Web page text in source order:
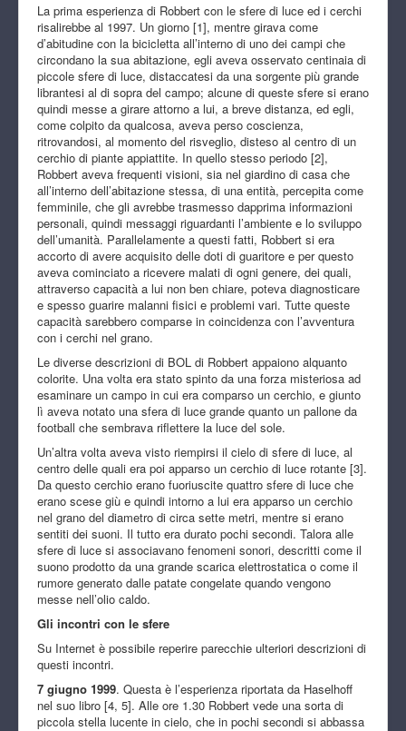
La prima esperienza di Robbert con le sfere di luce ed i cerchi
risalirebbe al 1997. Un giorno [1], mentre girava come
d’abitudine con la bicicletta all’interno di uno dei campi che
circondano la sua abitazione, egli aveva osservato centinaia di
piccole sfere di luce, distaccatesi da una sorgente più grande
librantesi al di sopra del campo; alcune di queste sfere si erano
quindi messe a girare attorno a lui, a breve distanza, ed egli,
come colpito da qualcosa, aveva perso coscienza,
ritrovandosi, al momento del risveglio, disteso al centro di un
cerchio di piante appiattite. In quello stesso periodo [2],
Robbert aveva frequenti visioni, sia nel giardino di casa che
all’interno dell’abitazione stessa, di una entità, percepita come
femminile, che gli avrebbe trasmesso dapprima informazioni
personali, quindi messaggi riguardanti l’ambiente e lo sviluppo
dell’umanità. Parallelamente a questi fatti, Robbert si era
accorto di avere acquisito delle doti di guaritore e per questo
aveva cominciato a ricevere malati di ogni genere, dei quali,
attraverso capacità a lui non ben chiare, poteva diagnosticare
e spesso guarire malanni fisici e problemi vari. Tutte queste
capacità sarebbero comparse in coincidenza con l’avventura
con i cerchi nel grano.
Le diverse descrizioni di BOL di Robbert appaiono alquanto
colorite. Una volta era stato spinto da una forza misteriosa ad
esaminare un campo in cui era comparso un cerchio, e giunto
lì aveva notato una sfera di luce grande quanto un pallone da
football che sembrava riflettere la luce del sole.
Un’altra volta aveva visto riempirsi il cielo di sfere di luce, al
centro delle quali era poi apparso un cerchio di luce rotante [3].
Da questo cerchio erano fuoriuscite quattro sfere di luce che
erano scese giù e quindi intorno a lui era apparso un cerchio
nel grano del diametro di circa sette metri, mentre si erano
sentiti dei suoni. Il tutto era durato pochi secondi. Talora alle
sfere di luce si associavano fenomeni sonori, descritti come il
suono prodotto da una grande scarica elettrostatica o come il
rumore generato dalle patate congelate quando vengono
messe nell’olio caldo.
Gli incontri con le sfere
Su Internet è possibile reperire parecchie ulteriori descrizioni di
questi incontri.
7 giugno 1999. Questa è l’esperienza riportata da Haselhoff
nel suo libro [4, 5]. Alle ore 1.30 Robbert vede una sorta di
piccola stella lucente in cielo, che in pochi secondi si abbassa